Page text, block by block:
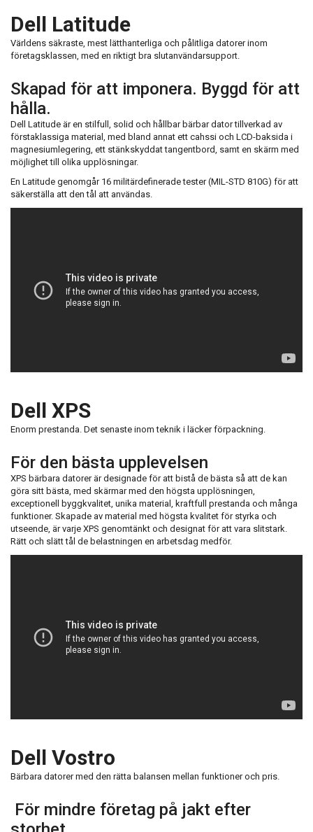
Dell Latitude
Världens säkraste, mest lätthanterliga och pålitliga datorer inom
företagsklassen, med en riktigt bra slutanvändarsupport.
Skapad för att imponera. Byggd för att
hålla.
Dell Latitude är en stilfull, solid och hållbar bärbar dator tillverkad av
förstaklassiga material, med bland annat ett cahssi och LCD-baksida i
magnesiumlegering, ett stänkskyddat tangentbord, samt en skärm med
möjlighet till olika upplösningar.
En Latitude genomgår 16 militärdefinerade tester (MIL-STD 810G) för att
säkerställa att den tål att användas.
Dell XPS
Enorm prestanda. Det senaste inom teknik i läcker förpackning.
För den bästa upplevelsen
XPS bärbara datorer är designade för att bistå de bästa så att de kan
göra sitt bästa, med skärmar med den högsta upplösningen,
exceptionell byggkvalitet, unika material, kraftfull prestanda och många
funktioner. Skapade av material med högsta kvalitet för styrka och
utseende, är varje XPS genomtänkt och designat för att vara slitstark.
Rätt och slätt tål de belastningen en arbetsdag medför.
Dell Vostro
Bärbara datorer med den rätta balansen mellan funktioner och pris.
För mindre företag på jakt efter